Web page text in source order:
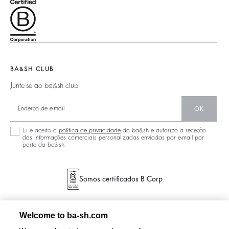
Legal Notice
Acessibilidade
Casacos & Sobretudos
Malas Teddy
Sustentável
Acessórios
Malas
Joias
Barbara & Sharon
125 Et Après
Nova Coleção
BA&SH CLUB
Junte-se ao ba&sh club
OK
Li e aceito a política de privacidade da ba&sh e autorizo a receção
das informações comerciais personalizadas enviadas por e-mail por
parte da ba&sh.
Somos certificados B Corp
Welcome to ba-sh.com